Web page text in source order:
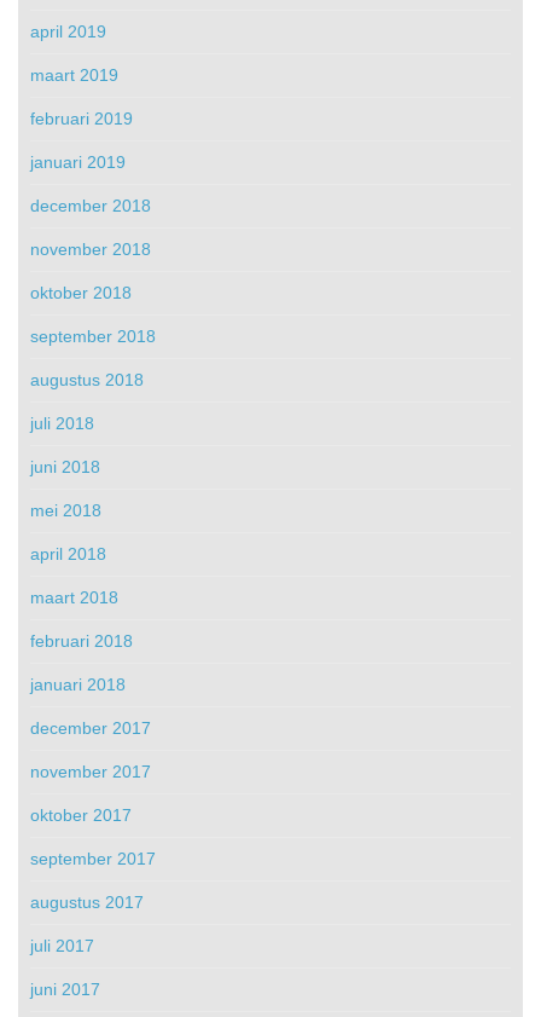
april 2019
maart 2019
februari 2019
januari 2019
december 2018
november 2018
oktober 2018
september 2018
augustus 2018
juli 2018
juni 2018
mei 2018
april 2018
maart 2018
februari 2018
januari 2018
december 2017
november 2017
oktober 2017
september 2017
augustus 2017
juli 2017
juni 2017